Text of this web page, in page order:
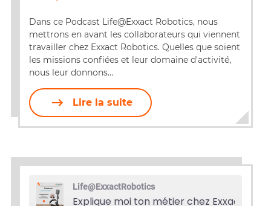
EMBED
Dans ce Podcast Life@Exxact Robotics, nous
mettrons en avant les collaborateurs qui viennent
travailler chez Exxact Robotics. Quelles que soient
les missions confiées et leur domaine d'activité,
nous leur donnons…
Lire la suite
Life@ExxactRobotics